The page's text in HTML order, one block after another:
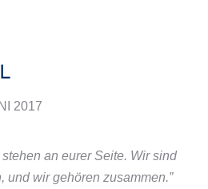
2017
an eurer Seite. Wir sind
und wir gehören zusammen.”